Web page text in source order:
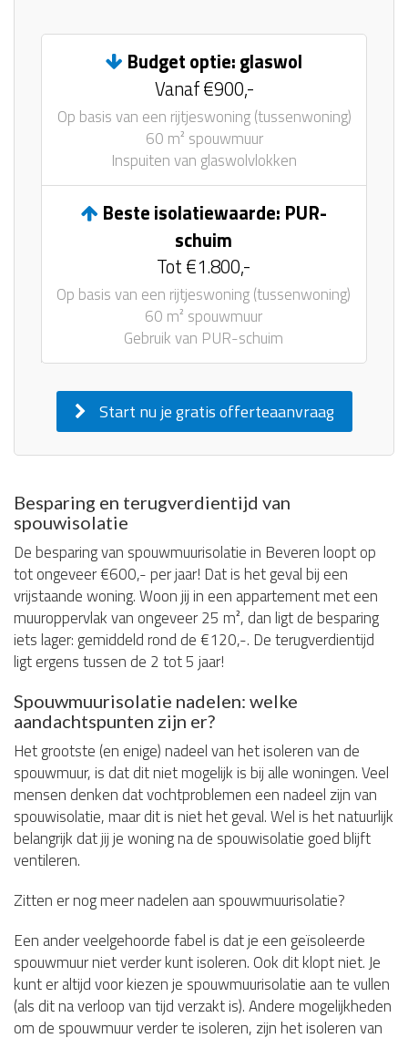
Budget optie: glaswol
Vanaf €900,-
Op basis van een rijtjeswoning (tussenwoning)
60 m² spouwmuur
Inspuiten van glaswolvlokken
Beste isolatiewaarde: PUR-
schuim
Tot €1.800,-
Op basis van een rijtjeswoning (tussenwoning)
60 m² spouwmuur
Gebruik van PUR-schuim
Start nu je gratis offerteaanvraag
Besparing en terugverdientijd van
spouwisolatie
De besparing van spouwmuurisolatie in Beveren loopt op
tot ongeveer €600,- per jaar! Dat is het geval bij een
vrijstaande woning. Woon jij in een appartement met een
muuroppervlak van ongeveer 25 m², dan ligt de besparing
iets lager: gemiddeld rond de €120,-. De terugverdientijd
ligt ergens tussen de 2 tot 5 jaar!
Spouwmuurisolatie nadelen: welke
aandachtspunten zijn er?
Het grootste (en enige) nadeel van het isoleren van de
spouwmuur, is dat dit niet mogelijk is bij alle woningen. Veel
mensen denken dat vochtproblemen een nadeel zijn van
spouwisolatie, maar dit is niet het geval. Wel is het natuurlijk
belangrijk dat jij je woning na de spouwisolatie goed blijft
ventileren.
Zitten er nog meer nadelen aan spouwmuurisolatie?
Een ander veelgehoorde fabel is dat je een geïsoleerde
spouwmuur niet verder kunt isoleren. Ook dit klopt niet. Je
kunt er altijd voor kiezen je spouwmuurisolatie aan te vullen
(als dit na verloop van tijd verzakt is). Andere mogelijkheden
om de spouwmuur verder te isoleren, zijn het isoleren van